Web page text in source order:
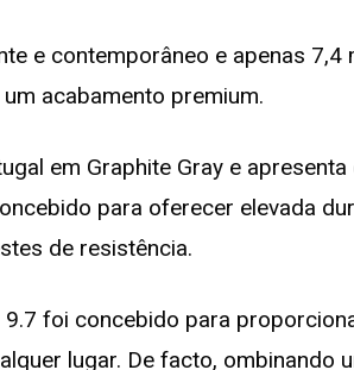
e contemporâneo e apenas 7,4
acabamento premium.
em Graphite Gray e
para oferecer elevada
de resistência.
9.7 foi concebido para
lugar. De facto, ombinando